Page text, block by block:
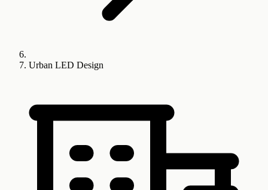
Urban LED Design